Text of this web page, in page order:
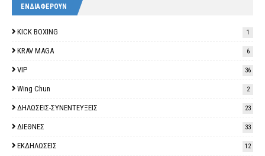
ΕΝΔΙΑΦΕΡΟΥΝ
KICK BOXING 1
KRAV MAGA 6
VIP 36
Wing Chun 2
ΔΗΛΩΣΕΙΣ-ΣΥΝΕΝΤΕΥΞΕΙΣ 23
ΔΙΕΘΝΕΣ 33
ΕΚΔΗΛΩΣΕΙΣ 12